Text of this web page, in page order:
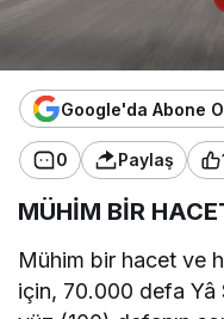
Google'da Abone
0 Paylaş
MÜHİM BİR
Mühim bir hacet ve
için, 70.000 defa Yâ